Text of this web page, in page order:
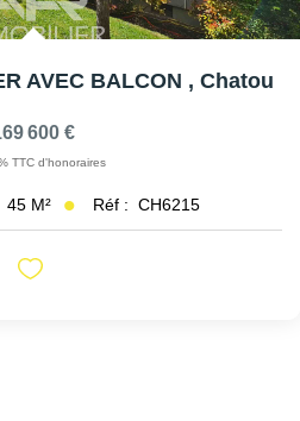
AVEC BALCON , Chatou
600 €
TTC d'honoraires
45 M² Réf : CH6215